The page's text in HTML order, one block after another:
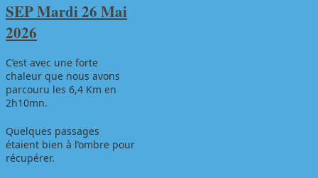
SEP Mardi 26 Mai
2026
C’est avec une forte
chaleur que nous avons
parcouru les 6,4 Km en
2h10mn.
Quelques passages
étaient bien à l’ombre pour
récupérer.